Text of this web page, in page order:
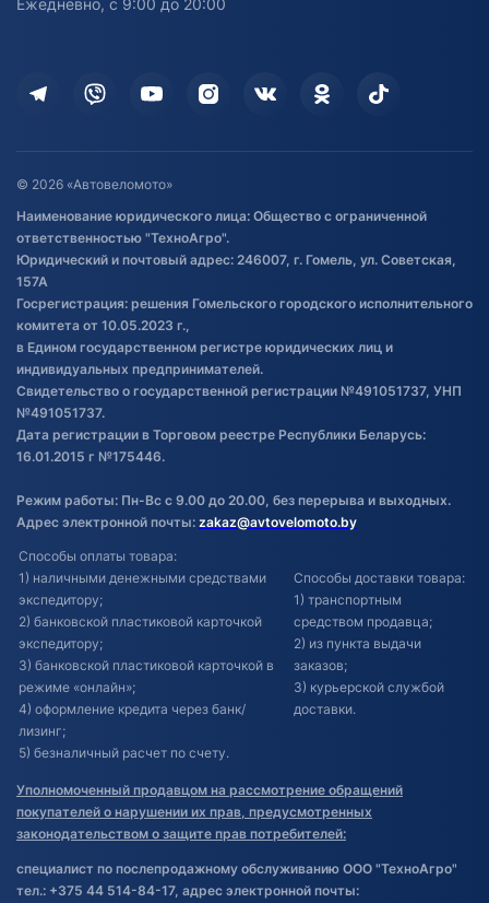
Доставка
Дополнительные услуги
Оставить отзыв
Договор публичной оферты
Обработка файлов cookie
Постановка транспорта на учет
Обновления в ЭПТС 2024
Здоровье
Ежедневно, с 9:00 до 20:00
© 2026 «Автовеломото»
Наименование юридического лица: Общество с ограниченной
ответственностью "ТехноАгро".
Юридический и почтовый адрес: 246007, г. Гомель, ул. Советская,
157А
Госрегистрация: решения Гомельского городского исполнительного
комитета от 10.05.2023 г.,
в Едином государственном регистре юридических лиц и
индивидуальных предпринимателей.
Свидетельство о государственной регистрации №491051737, УНП
№491051737.
Дата регистрации в Торговом реестре Республики Беларусь:
16.01.2015 г №175446.
Режим работы: Пн-Вс с 9.00 до 20.00, без перерыва и выходных.
Адрес электронной почты: zakaz@avtovelomoto.by
Способы оплаты товара:
1) наличными денежными средствами
экспедитору;
2) банковской пластиковой карточкой
экспедитору;
3) банковской пластиковой карточкой в
режиме «онлайн»;
4) оформление кредита через банк/
лизинг;
5) безналичный расчет по счету.
Способы доставки товара:
1) транспортным
средством продавца;
2) из пункта выдачи
заказов;
3) курьерской службой
доставки.
Уполномоченный продавцом на рассмотрение обращений
покупателей о нарушении их прав, предусмотренных
законодательством о защите прав потребителей:
специалист по послепродажному обслуживанию ООО "ТехноАгро"
тел.: +375 44 514-84-17, адрес электронной почты: